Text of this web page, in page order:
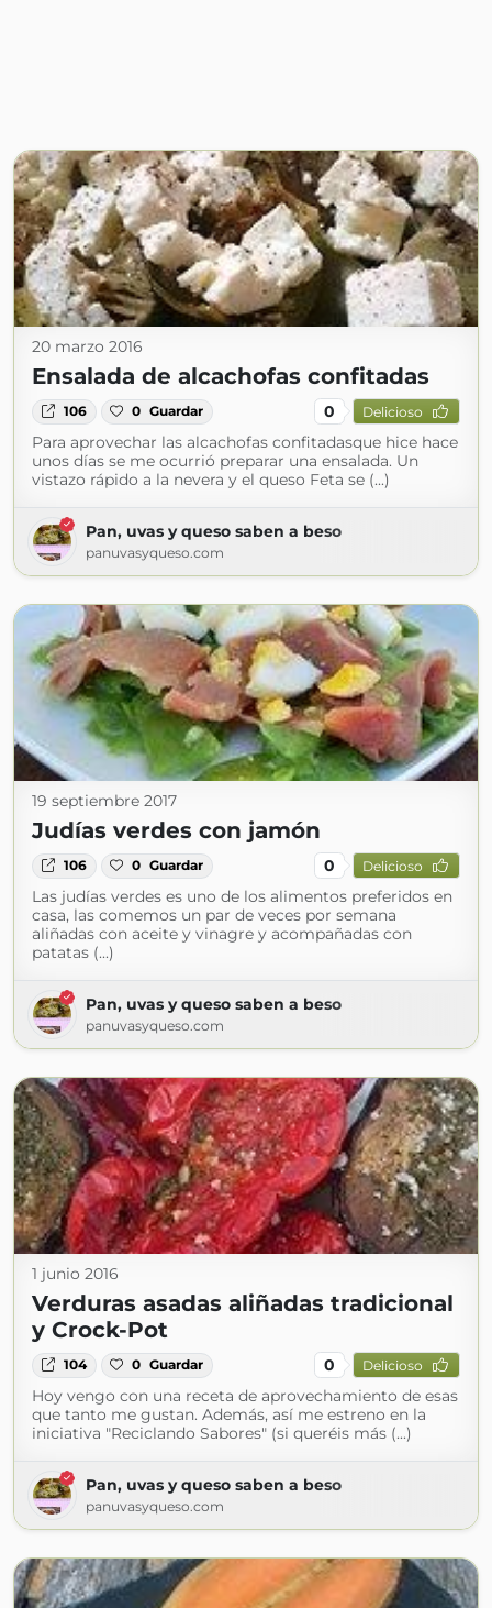
20 marzo 2016
Ensalada de alcachofas confitadas
106 0 Guardar 0 Delicioso
Para aprovechar las alcachofas confitadasque hice hace
unos días se me ocurrió preparar una ensalada. Un
vistazo rápido a la nevera y el queso Feta se (...)
Pan, uvas y queso saben a beso
panuvasyqueso.com
19 septiembre 2017
Judías verdes con jamón
106 0 Guardar 0 Delicioso
Las judías verdes es uno de los alimentos preferidos en
casa, las comemos un par de veces por semana
aliñadas con aceite y vinagre y acompañadas con
patatas (...)
Pan, uvas y queso saben a beso
panuvasyqueso.com
1 junio 2016
Verduras asadas aliñadas tradicional
y Crock-Pot
104 0 Guardar 0 Delicioso
Hoy vengo con una receta de aprovechamiento de esas
que tanto me gustan. Además, así me estreno en la
iniciativa "Reciclando Sabores" (si queréis más (...)
Pan, uvas y queso saben a beso
panuvasyqueso.com